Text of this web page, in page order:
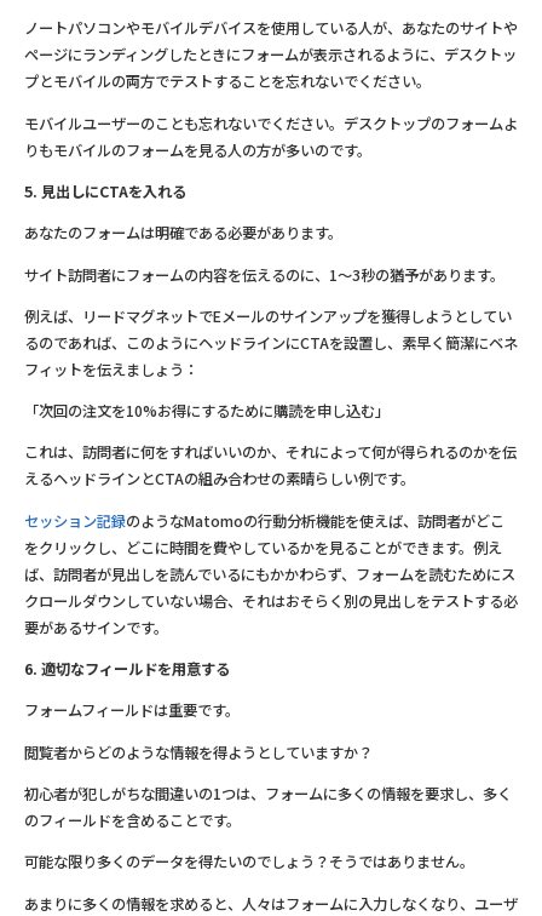
ノートパソコンやモバイルデバイスを使用している人が、あなたのサイトや
ページにランディングしたときにフォームが表示されるように、デスクトッ
プとモバイルの両方でテストすることを忘れないでください。
モバイルユーザーのことも忘れないでください。デスクトップのフォームよ
りもモバイルのフォームを見る人の方が多いのです。
5. 見出しにCTAを入れる
あなたのフォームは明確である必要があります。
サイト訪問者にフォームの内容を伝えるのに、1〜3秒の猶予があります。
例えば、リードマグネットでEメールのサインアップを獲得しようとしてい
るのであれば、このようにヘッドラインにCTAを設置し、素早く簡潔にベネ
フィットを伝えましょう：
「次回の注文を10%お得にするために購読を申し込む」
これは、訪問者に何をすればいいのか、それによって何が得られるのかを伝
えるヘッドラインとCTAの組み合わせの素晴らしい例です。
セッション記録のようなMatomoの行動分析機能を使えば、訪問者がどこ
をクリックし、どこに時間を費やしているかを見ることができます。例え
ば、訪問者が見出しを読んでいるにもかかわらず、フォームを読むためにス
クロールダウンしていない場合、それはおそらく別の見出しをテストする必
要があるサインです。
6. 適切なフィールドを用意する
フォームフィールドは重要です。
閲覧者からどのような情報を得ようとしていますか？
初心者が犯しがちな間違いの1つは、フォームに多くの情報を要求し、多く
のフィールドを含めることです。
可能な限り多くのデータを得たいのでしょう？そうではありません。
あまりに多くの情報を求めると、人々はフォームに入力しなくなり、ユーザ